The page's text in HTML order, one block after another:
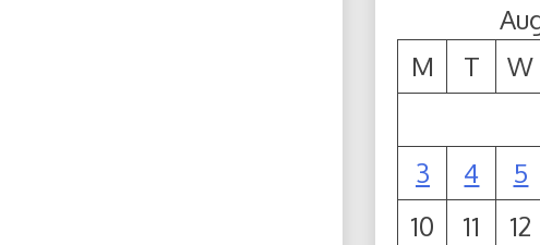
M
T W
3
4 5
10
11 12